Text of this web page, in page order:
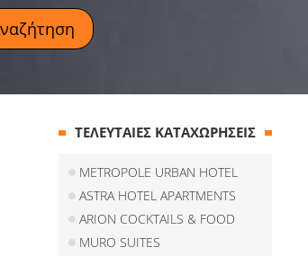
ΤΕΛΕΥΤΑΙΕΣ ΚΑΤΑΧΩΡΗΣΕΙΣ
METROPOLE URBAN HOTEL
ASTRA HOTEL APARTMENTS
ARION COCKTAILS & FOOD
MURO SUITES